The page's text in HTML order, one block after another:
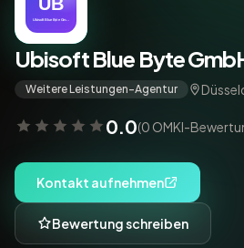
Ubisoft Blue Byte
Weitere Leistungen-Agentur
0.0(0 OMKI-
Kontakt aufnehmen
Bewertung schreiben